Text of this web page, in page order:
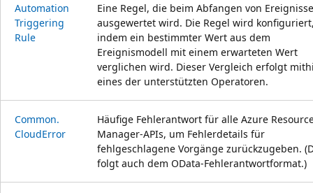
Automation
Triggering
Rule
Eine Regel, die beim Abfangen von
ausgewertet wird. Die Regel wird
indem ein bestimmter Wert aus dem
Ereignismodell mit einem erwarteten Wert
verglichen wird. Dieser Vergleich erfolgt
eines der unterstützten Operatoren.
Common.
CloudError
Häufige Fehlerantwort für alle Azure
Manager-APIs, um Fehlerdetails für
fehlgeschlagene Vorgänge zurückzugeben.
folgt auch dem OData-Fehlerantwortformat.)